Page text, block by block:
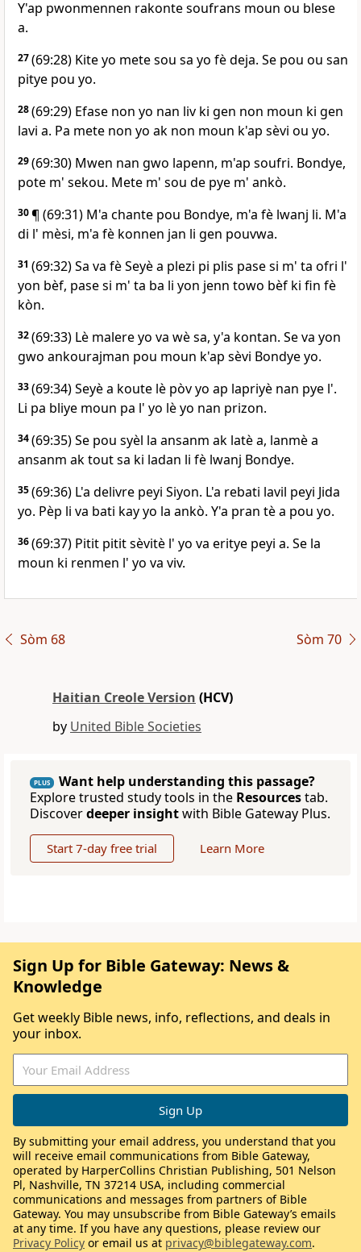
Y'ap pwonmennen rakonte soufrans moun ou blese
a.
27(69:28) Kite yo mete sou sa yo fè deja. Se pou ou san
pitye pou yo.
28(69:29) Efase non yo nan liv ki gen non moun ki gen
lavi a. Pa mete non yo ak non moun k'ap sèvi ou yo.
29(69:30) Mwen nan gwo lapenn, m'ap soufri. Bondye,
pote m' sekou. Mete m' sou de pye m' ankò.
30¶ (69:31) M'a chante pou Bondye, m'a fè lwanj li. M'a
di l' mèsi, m'a fè konnen jan li gen pouvwa.
31 (69:32) Sa va fè Seyè a plezi pi plis pase si m' ta ofri l'
yon bèf, pase si m' ta ba li yon jenn towo bèf ki fin fè
kòn.
32(69:33) Lè malere yo va wè sa, y'a kontan. Se va yon
gwo ankourajman pou moun k'ap sèvi Bondye yo.
33(69:34) Seyè a koute lè pòv yo ap lapriyè nan pye l'.
Li pa bliye moun pa l' yo lè yo nan prizon.
34(69:35) Se pou syèl la ansanm ak latè a, lanmè a
ansanm ak tout sa ki ladan li fè lwanj Bondye.
35(69:36) L'a delivre peyi Siyon. L'a rebati lavil peyi Jida
yo. Pèp li va bati kay yo la ankò. Y'a pran tè a pou yo.
36(69:37) Pitit pitit sèvitè l' yo va eritye peyi a. Se la
moun ki renmen l' yo va viv.
Sòm 68 Sòm 70
Haitian Creole Version (HCV)
by United Bible Societies
PLUS
Want help understanding this passage?
Explore trusted study tools in the Resourcestab.
Discoverdeeper insightwith Bible Gateway Plus.
Start 7-day free trial Learn More
Sign Up for Bible Gateway: News &
Knowledge
Get weekly Bible news, info, reflections, and deals in
your inbox.
By submitting your email address, you understand that you
will receive email communications from Bible Gateway,
operated by HarperCollins Christian Publishing, 501 Nelson
Pl, Nashville, TN 37214 USA, including commercial
communications and messages from partners of Bible
Gateway. You may unsubscribe from Bible Gateway’s emails
at any time. If you have any questions, please review our
Privacy Policy or email us at privacy@biblegateway.com.